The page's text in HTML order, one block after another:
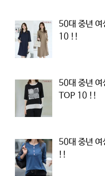
50대 중년 여
10 !!
50대 중년 여
TOP 10 !!
50대 중년 여
!!